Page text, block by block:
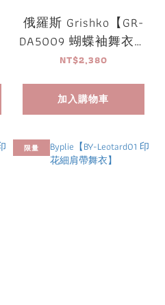
俄羅斯 Grishko【GR-
DA5009 蝴蝶袖舞衣】
可放胸墊
NT$2,380
加入購物車
限量